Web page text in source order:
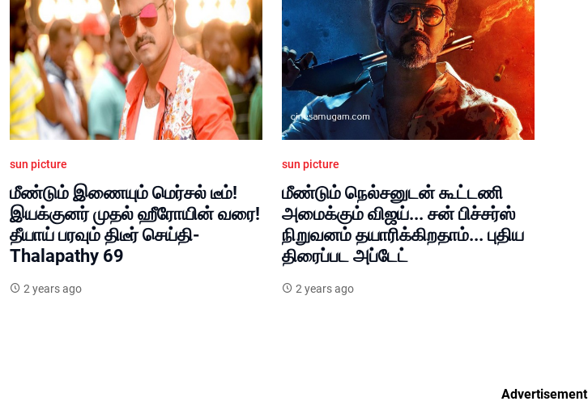
sun picture
மீண்டும் இணையும் மெர்சல் டீம்!
இயக்குனர் முதல் ஹீரோயின் வரை!
தீயாய் பரவும் திடீர் செய்தி-
Thalapathy 69
2 years ago
sun picture
மீண்டும் நெல்சனுடன் கூட்டணி
அமைக்கும் விஜய்... சன் பிச்சர்ஸ்
நிறுவனம் தயாரிக்கிறதாம்... புதிய
திரைப்பட அப்டேட்
2 years ago
Advertisement